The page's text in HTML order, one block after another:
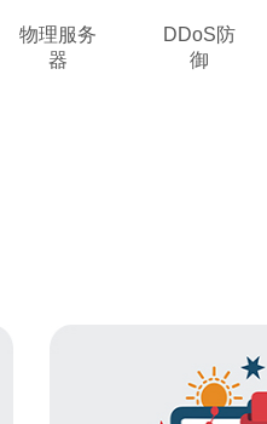
物理服务
器
DDoS防
御